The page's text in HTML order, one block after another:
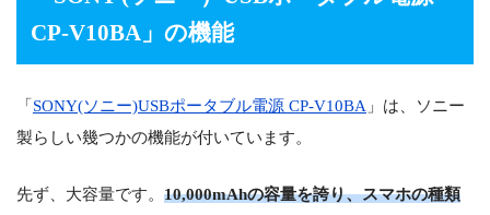
CP-V10BA 」の機能
「SONY(ソニー)USBポータブル電源 CP-V10BA 」は、ソニー
製らしい幾つかの機能が付いています。
先ず、大容量です。 10,000mAhの容量を誇り、スマホの種類